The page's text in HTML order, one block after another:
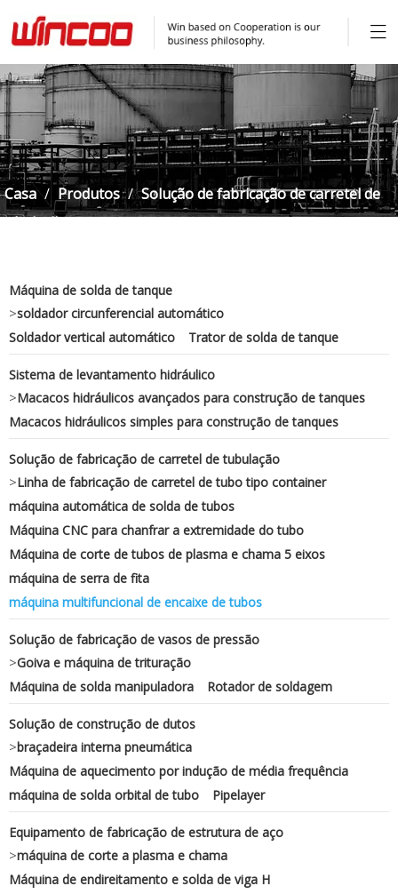
Casa / Produtos / Solução de fabricação de carretel de
tubulação / máquina multifuncional de encaixe de tubos
Máquina de solda de tanque
>soldador circunferencial automático
Soldador vertical automático
Trator de solda de tanque
Sistema de levantamento hidráulico
>Macacos hidráulicos avançados para construção de tanques
Macacos hidráulicos simples para construção de tanques
Solução de fabricação de carretel de tubulação
>Linha de fabricação de carretel de tubo tipo container
máquina automática de solda de tubos
Máquina CNC para chanfrar a extremidade do tubo
Máquina de corte de tubos de plasma e chama 5 eixos
máquina de serra de fita
máquina multifuncional de encaixe de tubos
Solução de fabricação de vasos de pressão
>Goiva e máquina de trituração
Máquina de solda manipuladora
Rotador de soldagem
Solução de construção de dutos
>braçadeira interna pneumática
Máquina de aquecimento por indução de média frequência
máquina de solda orbital de tubo
Pipelayer
Equipamento de fabricação de estrutura de aço
>máquina de corte a plasma e chama
Máquina de endireitamento e solda de viga H